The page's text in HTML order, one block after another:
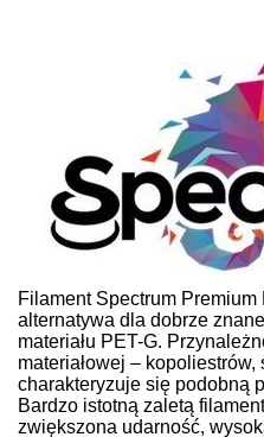
Filament Spectrum Premium
alternatywa dla dobrze
materiału PET-G.
materiałowej –
charakteryzuje się podobną
Bardzo istotną zaletą
zwiększona udarność,